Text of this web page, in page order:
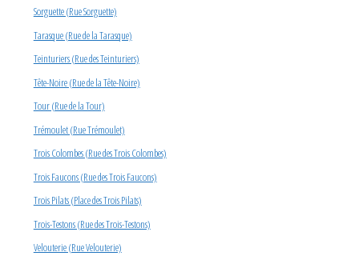
Sorguette (Rue Sorguette)
Tarasque (Rue de la Tarasque)
Teinturiers (Rue des Teinturiers)
Tête-Noire (Rue de la Tête-Noire)
Tour (Rue de la Tour)
Trémoulet (Rue Trémoulet)
Trois Colombes (Rue des Trois Colombes)
Trois Faucons (Rue des Trois Faucons)
Trois Pilats (Place des Trois Pilats)
Trois-Testons (Rue des Trois-Testons)
Velouterie (Rue Velouterie)